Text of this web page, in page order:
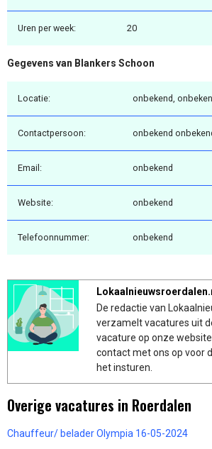
Uren per week: 20
Gegevens van Blankers Schoon
Locatie: onbekend,
Contactpersoon: onbekend
Email: onbekend
Website: onbekend
Telefoonnummer: onbekend
De redactie van
verzamelt vacatures uit
vacature op onze
contact met ons op voor
het insturen.
Overige vacatures in Roerdalen
Chauffeur/ belader Olympia 16-05-2024